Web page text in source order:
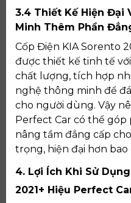
3.4 Thiết Kế Hiện Đại
Minh Thêm Phần
Cốp Điện KIA Sorento
được thiết kế tinh tế
chất lượng, tích hợp
nghệ thông minh để
cho người dùng. Vậy
Perfect Car có thể
nâng tầm đẳng cấp
trọng, hiện đại hơn bao
4. Lợi Ích Khi Sử
2021+ Hiệu Perfect